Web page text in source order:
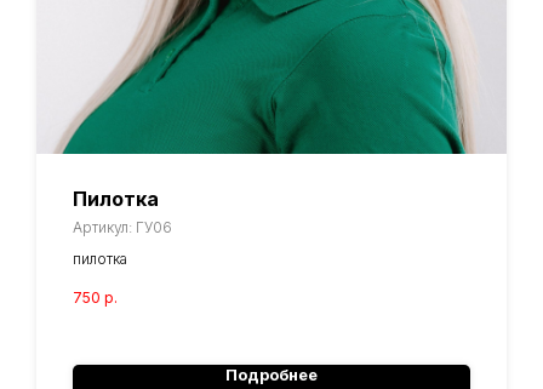
Пилотка
Артикул: ГУ06
пилотка
750 р.
Подробнее